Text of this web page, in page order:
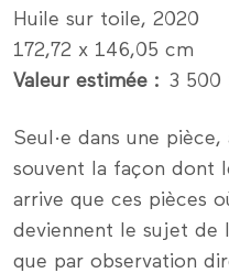
Huile sur toile, 2020
172,72 x 146,05 cm
Valeur estimée
3 500
Seul·e dans une
souvent la façon dont
arrive que ces pièces
deviennent le sujet de
que par observation